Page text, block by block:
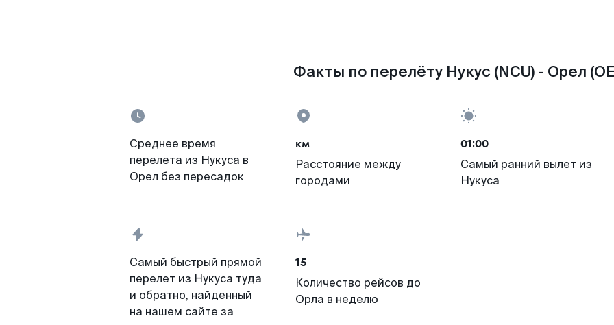
Факты по перелёту Нукус (NCU) - Орел
Среднее время
перелета из Нукуса в
Орел без пересадок
км
Расстояние между
городами
01:00
Самый ранний вылет из
Нукуса
Самый быстрый прямой
перелет из Нукуса туда
и обратно, найденный
на нашем сайте за
15
Количество рейсов до
Орла в неделю